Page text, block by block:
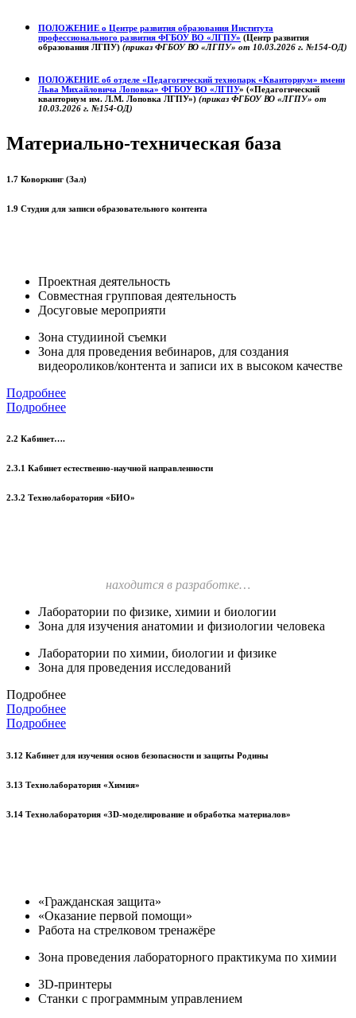
ПОЛОЖЕНИЕ о Центре развития образования Института
профессионального развития ФГБОУ ВО «ЛГПУ» (Центр развития
образования ЛГПУ) (приказ ФГБОУ ВО «ЛГПУ» от 10.03.2026 г. №154-ОД)
ПОЛОЖЕНИЕ об отделе «Педагогический технопарк «Кванториум» имени
Льва Михайловича Лоповка» ФГБОУ ВО «ЛГПУ» («Педагогический
кванториум им. Л.М. Лоповка ЛГПУ») (приказ ФГБОУ ВО «ЛГПУ» от
10.03.2026 г. №154-ОД)
Материально-техническая база
1.7 Коворкинг (Зал)
1.9 Студия для записи образовательного контента
Проектная деятельность
Совместная групповая деятельность
Досуговые мероприяти
Зона студииной съемки
Зона для проведения вебинаров, для создания
видеороликов/контента и записи их в высоком качестве
Подробнее
Подробнее
2.2 Кабинет….
2.3.1 Кабинет естественно-научной направленности
2.3.2 Технолаборатория «БИО»
находится в разработке…
Лаборатории по физике, химии и биологии
Зона для изучения анатомии и физиологии человека
Лаборатории по химии, биологии и физике
Зона для проведения исследований
Подробнее
Подробнее
Подробнее
3.12 Кабинет для изучения основ безопасности и защиты Родины
3.13 Технолаборатория «Химия»
3.14 Технолаборатория «3D-моделирование и обработка материалов»
«Гражданская защита»
«Оказание первой помощи»
Работа на стрелковом тренажёре
Зона проведения лабораторного практикума по химии
3D-принтеры
Станки с программным управлением